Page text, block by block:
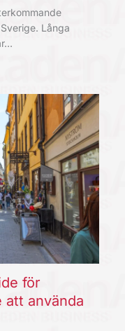
Långa
för
att använda